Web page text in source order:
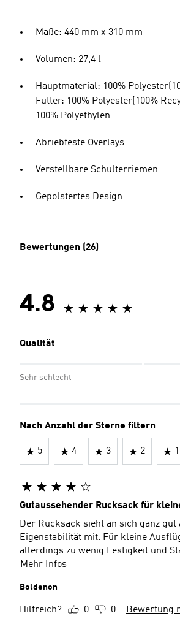
Maße: 440 mm x 310 mm
Volumen: 27,4 l
Hauptmaterial: 100%
Futter: 100% Polyester(100%
100% Polyethylen
Abriebfeste Overlays
Verstellbare Schulterriemen
Gepolstertes Design
Bewertungen (26)
4.8
Qualität
Sehr schlecht
Nach Anzahl der Sterne filtern
5 4 3 2 1
Gutaussehender Rucksack für
Der Rucksack sieht an sich ganz
Eigenstabilität mit. Für kleine
allerdings zu wenig Festigkeit und
Mehr Infos
Boldenon
Hilfreich? 0 0 Bewertung